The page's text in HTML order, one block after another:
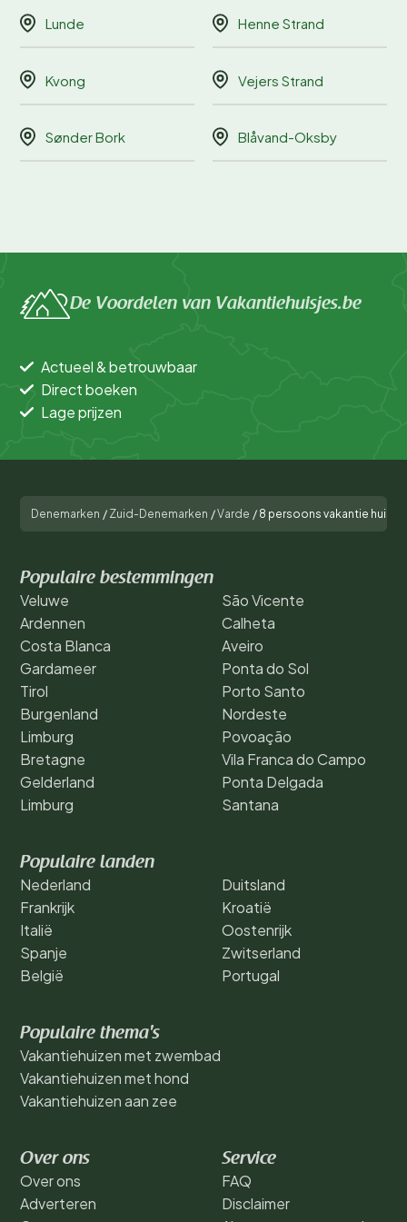
Lunde Henne Strand
Kvong Vejers Strand
Sønder Bork Blåvand-Oksby
De Voordelen van Vakantiehuisjes.be
Actueel & betrouwbaar
Direct boeken
Lage prijzen
Denemarken / Zuid-Denemarken /Varde / 8 persoons vakantie huis
Populaire bestemmingen
Veluwe
Ardennen
Costa Blanca
Gardameer
Tirol
Burgenland
Limburg
Bretagne
Gelderland
Limburg
São Vicente
Calheta
Aveiro
Ponta do Sol
Porto Santo
Nordeste
Povoação
Vila Franca do Campo
Ponta Delgada
Santana
Populaire landen
Nederland
Frankrijk
Italië
Spanje
België
Duitsland
Kroatië
Oostenrijk
Zwitserland
Portugal
Populaire thema's
Vakantiehuizen met zwembad
Vakantiehuizen met hond
Vakantiehuizen aan zee
Over ons
Over ons
Adverteren
Service
FAQ
Disclaimer